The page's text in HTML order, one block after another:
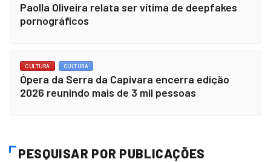
Paolla Oliveira relata ser vítima de deepfakes
pornográficos
CULTURA CULTURA
Ópera da Serra da Capivara encerra edição
2026 reunindo mais de 3 mil pessoas
PESQUISAR POR PUBLICAÇÕES